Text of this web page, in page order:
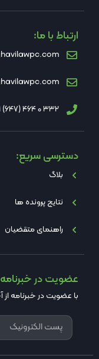
ارتباط با ما:
332 0 464 (647) 1+
دسترسی سریع:
بلاگ
نتایج پرونده ها
راهنمای متقضیان
عضویت در
با عضویت در خبرنامه